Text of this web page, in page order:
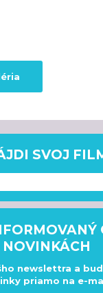
SVOJ
NOVINKÁCH
newslettra a
priamo na e-